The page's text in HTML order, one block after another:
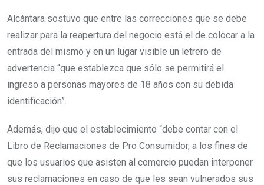
Alcántara sostuvo que entre las correcciones que se debe
realizar para la reapertura del negocio está el de colocar a la
entrada del mismo y en un lugar visible un letrero de
advertencia “que establezca que sólo se permitirá el
ingreso a personas mayores de 18 años con su debida
identificación”.
Además, dijo que el establecimiento “debe contar con el
Libro de Reclamaciones de Pro Consumidor, a los fines de
que los usuarios que asisten al comercio puedan interponer
sus reclamaciones en caso de que les sean vulnerados sus